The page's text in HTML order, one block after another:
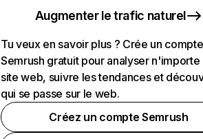
Augmenter le trafic naturel
Tu veux en savoir plus ? Crée un compte
Semrush gratuit pour analyser n'importe
site web, suivre les tendances et
qui se passe sur le web.
Créez un compte Semrush